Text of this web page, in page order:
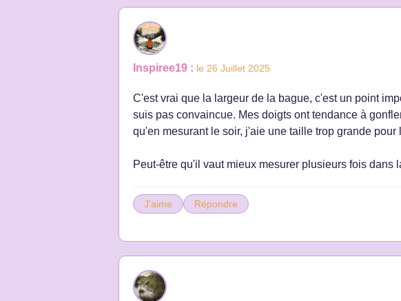
Inspiree19 : le 26 Juillet 2025
C'est vrai que la largeur de la bague, c'est un point
suis pas convaincue. Mes doigts ont tendance à
qu'en mesurant le soir, j'aie une taille trop grande pour
Peut-être qu'il vaut mieux mesurer plusieurs fois dans
J'aime Répondre